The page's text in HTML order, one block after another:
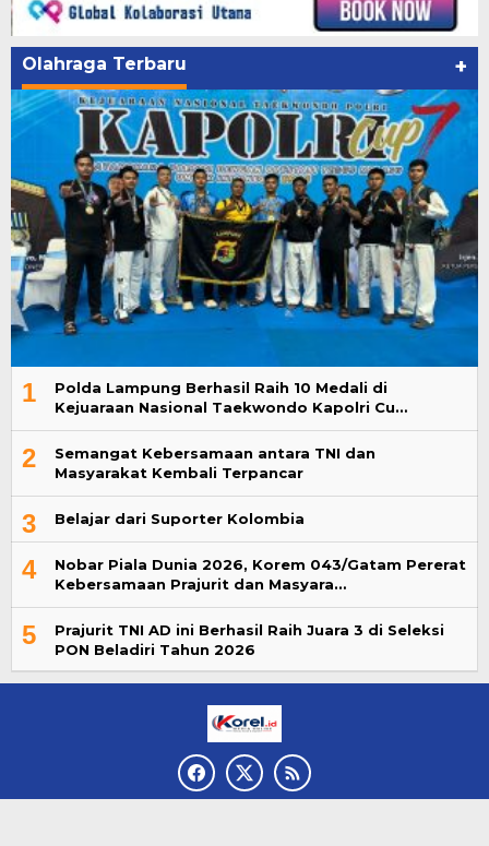
Olahraga Terbaru +
1
Polda Lampung Berhasil Raih 10 Medali di
Kejuaraan Nasional Taekwondo Kapolri Cu…
2
Semangat Kebersamaan antara TNI dan
Masyarakat Kembali Terpancar
3 Belajar dari Suporter Kolombia
4
Nobar Piala Dunia 2026, Korem 043/Gatam Pererat
Kebersamaan Prajurit dan Masyara…
5
Prajurit TNI AD ini Berhasil Raih Juara 3 di Seleksi
PON Beladiri Tahun 2026